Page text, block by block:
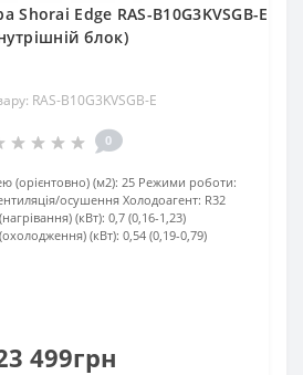
Shorai Edge RAS-B10G3KVSGB-E
блок)
RAS-B10G3KVSGB-E
0
(орієнтовно) (м2): 25 Режими роботи:
осушення Холодоагент: R32
(кВт): 0,7 (0,16-1,23)
(кВт): 0,54 (0,19-0,79)
499грн